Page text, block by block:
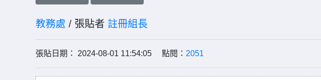
教務處 / 張貼者 註冊組長
張貼日期： 2024-08-01 11:54:05 點閱： 2051